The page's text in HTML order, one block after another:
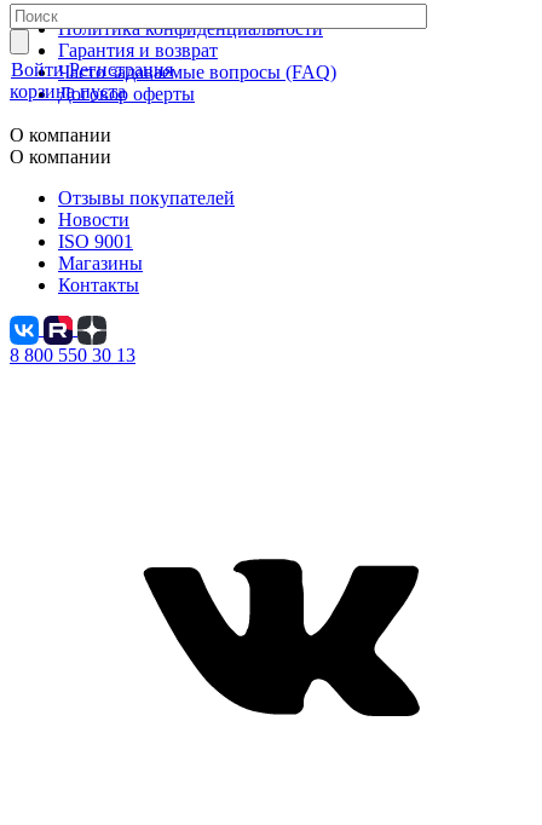
Войти Регистрация
корзина пуста
Политика конфиденциальности
Гарантия и возврат
Часто задаваемые вопросы (FAQ)
Договор оферты
О компании
О компании
Отзывы покупателей
Новости
ISO 9001
Магазины
Контакты
8 800 550 30 13